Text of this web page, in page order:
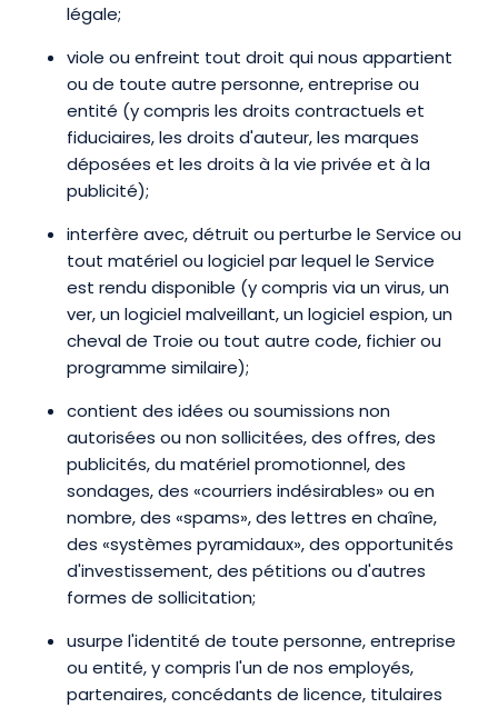
légale;
viole ou enfreint tout droit qui nous appartient
ou de toute autre personne, entreprise ou
entité (y compris les droits contractuels et
fiduciaires, les droits d'auteur, les marques
déposées et les droits à la vie privée et à la
publicité);
interfère avec, détruit ou perturbe le Service ou
tout matériel ou logiciel par lequel le Service
est rendu disponible (y compris via un virus, un
ver, un logiciel malveillant, un logiciel espion, un
cheval de Troie ou tout autre code, fichier ou
programme similaire);
contient des idées ou soumissions non
autorisées ou non sollicitées, des offres, des
publicités, du matériel promotionnel, des
sondages, des «courriers indésirables» ou en
nombre, des «spams», des lettres en chaîne,
des «systèmes pyramidaux», des opportunités
d'investissement, des pétitions ou d'autres
formes de sollicitation;
usurpe l'identité de toute personne, entreprise
ou entité, y compris l'un de nos employés,
partenaires, concédants de licence, titulaires